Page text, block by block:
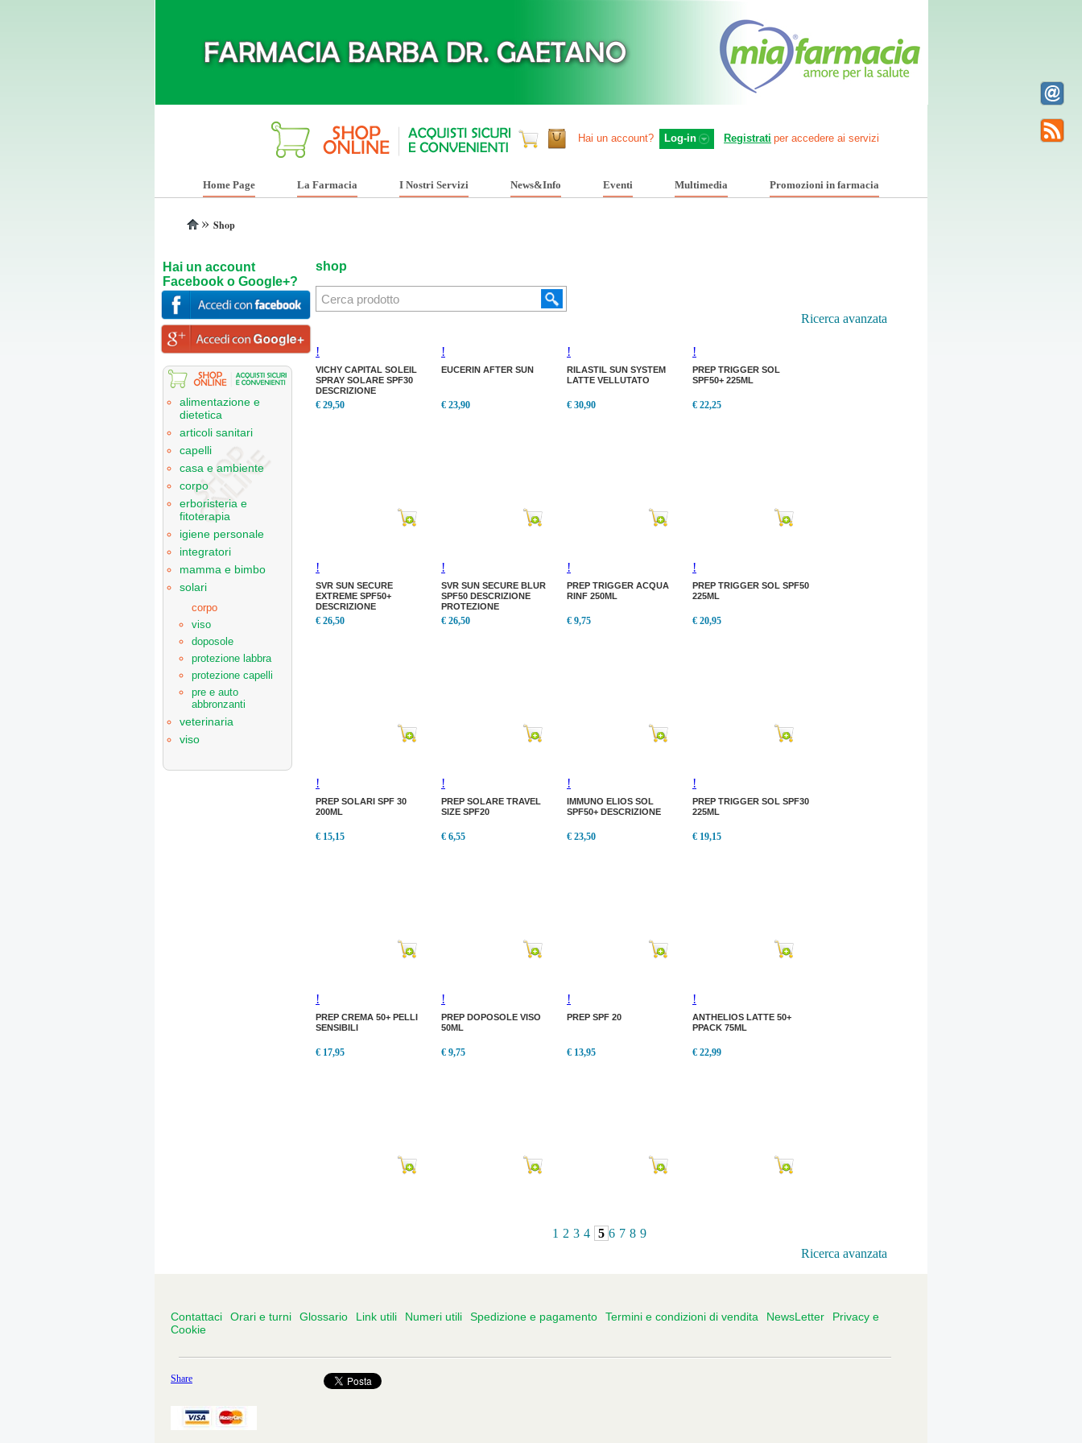
Hai un account
Facebook o Google+?
alimentazione e
dietetica
articoli sanitari
capelli
casa e ambiente
corpo
erboristeria e
fitoterapia
igiene personale
integratori
mamma e bimbo
solari
corpo
viso
doposole
protezione labbra
protezione capelli
pre e auto
abbronzanti
veterinaria
viso
Hai un account? Log-in Registrati per accedere ai servizi
Home Page La Farmacia I Nostri Servizi News&Info Eventi Multimedia Promozioni in farmacia
» Shop
shop
Ricerca avanzata
!
VICHY CAPITAL SOLEIL
SPRAY SOLARE SPF30
DESCRIZIONE
PROTEZIONE SOLARE
€ 29,50
!
EUCERIN AFTER SUN
€ 23,90
!
RILASTIL SUN SYSTEM
LATTE VELLUTATO
€ 30,90
!
PREP TRIGGER SOL
SPF50+ 225ML
€ 22,25
!
SVR SUN SECURE
EXTREME SPF50+
DESCRIZIONE
PROTEZIONE
€ 26,50
!
SVR SUN SECURE BLUR
SPF50 DESCRIZIONE
PROTEZIONE
€ 26,50
!
PREP TRIGGER ACQUA
RINF 250ML
€ 9,75
!
PREP TRIGGER SOL SPF50
225ML
€ 20,95
!
PREP SOLARI SPF 30
200ML
€ 15,15
!
PREP SOLARE TRAVEL
SIZE SPF20
€ 6,55
!
IMMUNO ELIOS SOL
SPF50+ DESCRIZIONE
€ 23,50
!
PREP TRIGGER SOL SPF30
225ML
€ 19,15
!
PREP CREMA 50+ PELLI
SENSIBILI
€ 17,95
!
PREP DOPOSOLE VISO
50ML
€ 9,75
!
PREP SPF 20
€ 13,95
!
ANTHELIOS LATTE 50+
PPACK 75ML
€ 22,99
1 2 3 4 5 6 7 8 9
Ricerca avanzata
Contattaci Orari e turni Glossario Link utili Numeri utili Spedizione e pagamento Termini e condizioni di vendita NewsLetter
Privacy e
Cookie
Share